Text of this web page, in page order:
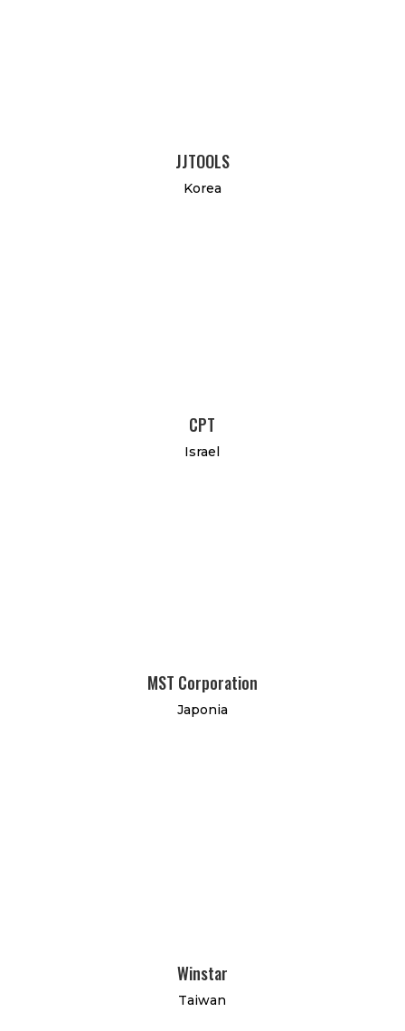
JJTOOLS
Korea
CPT
Israel
MST Corporation
Japonia
Winstar
Taiwan